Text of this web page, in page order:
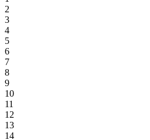
2
3
4
5
6
7
8
9
10
11
12
13
14